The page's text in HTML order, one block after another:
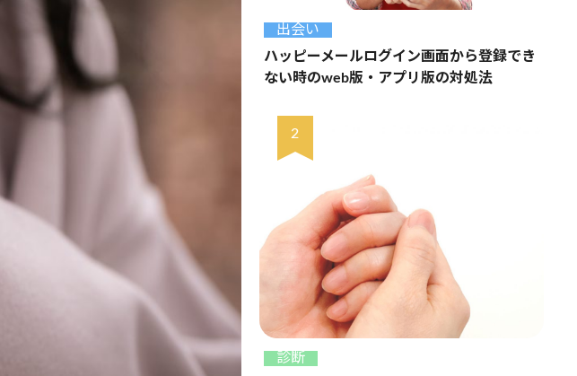
出会い
ハッピーメールログイン画面から登録でき
ない時のweb版・アプリ版の対処法
診断